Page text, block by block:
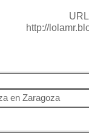
http://
en Zaragoza